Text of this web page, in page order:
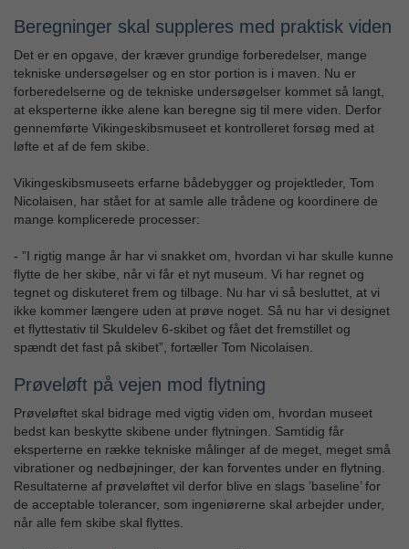
Beregninger skal suppleres med praktisk viden
Det er en opgave, der kræver grundige forberedelser, mange
tekniske undersøgelser og en stor portion is i maven. Nu er
forberedelserne og de tekniske undersøgelser kommet så langt,
at eksperterne ikke alene kan beregne sig til mere viden. Derfor
gennemførte Vikingeskibsmuseet et kontrolleret forsøg med at
løfte et af de fem skibe.
Vikingeskibsmuseets erfarne bådebygger og projektleder, Tom
Nicolaisen, har stået for at samle alle trådene og koordinere de
mange komplicerede processer:
- ”I rigtig mange år har vi snakket om, hvordan vi har skulle kunne
flytte de her skibe, når vi får et nyt museum. Vi har regnet og
tegnet og diskuteret frem og tilbage. Nu har vi så besluttet, at vi
ikke kommer længere uden at prøve noget. Så nu har vi designet
et flyttestativ til Skuldelev 6-skibet og fået det fremstillet og
spændt det fast på skibet”, fortæller Tom Nicolaisen.
Prøveløft på vejen mod flytning
Prøveløftet skal bidrage med vigtig viden om, hvordan museet
bedst kan beskytte skibene under flytningen. Samtidig får
eksperterne en række tekniske målinger af de meget, meget små
vibrationer og nedbøjninger, der kan forventes under en flytning.
Resultaterne af prøveløftet vil derfor blive en slags ’baseline’ for
de acceptable tolerancer, som ingeniørerne skal arbejder under,
når alle fem skibe skal flyttes.